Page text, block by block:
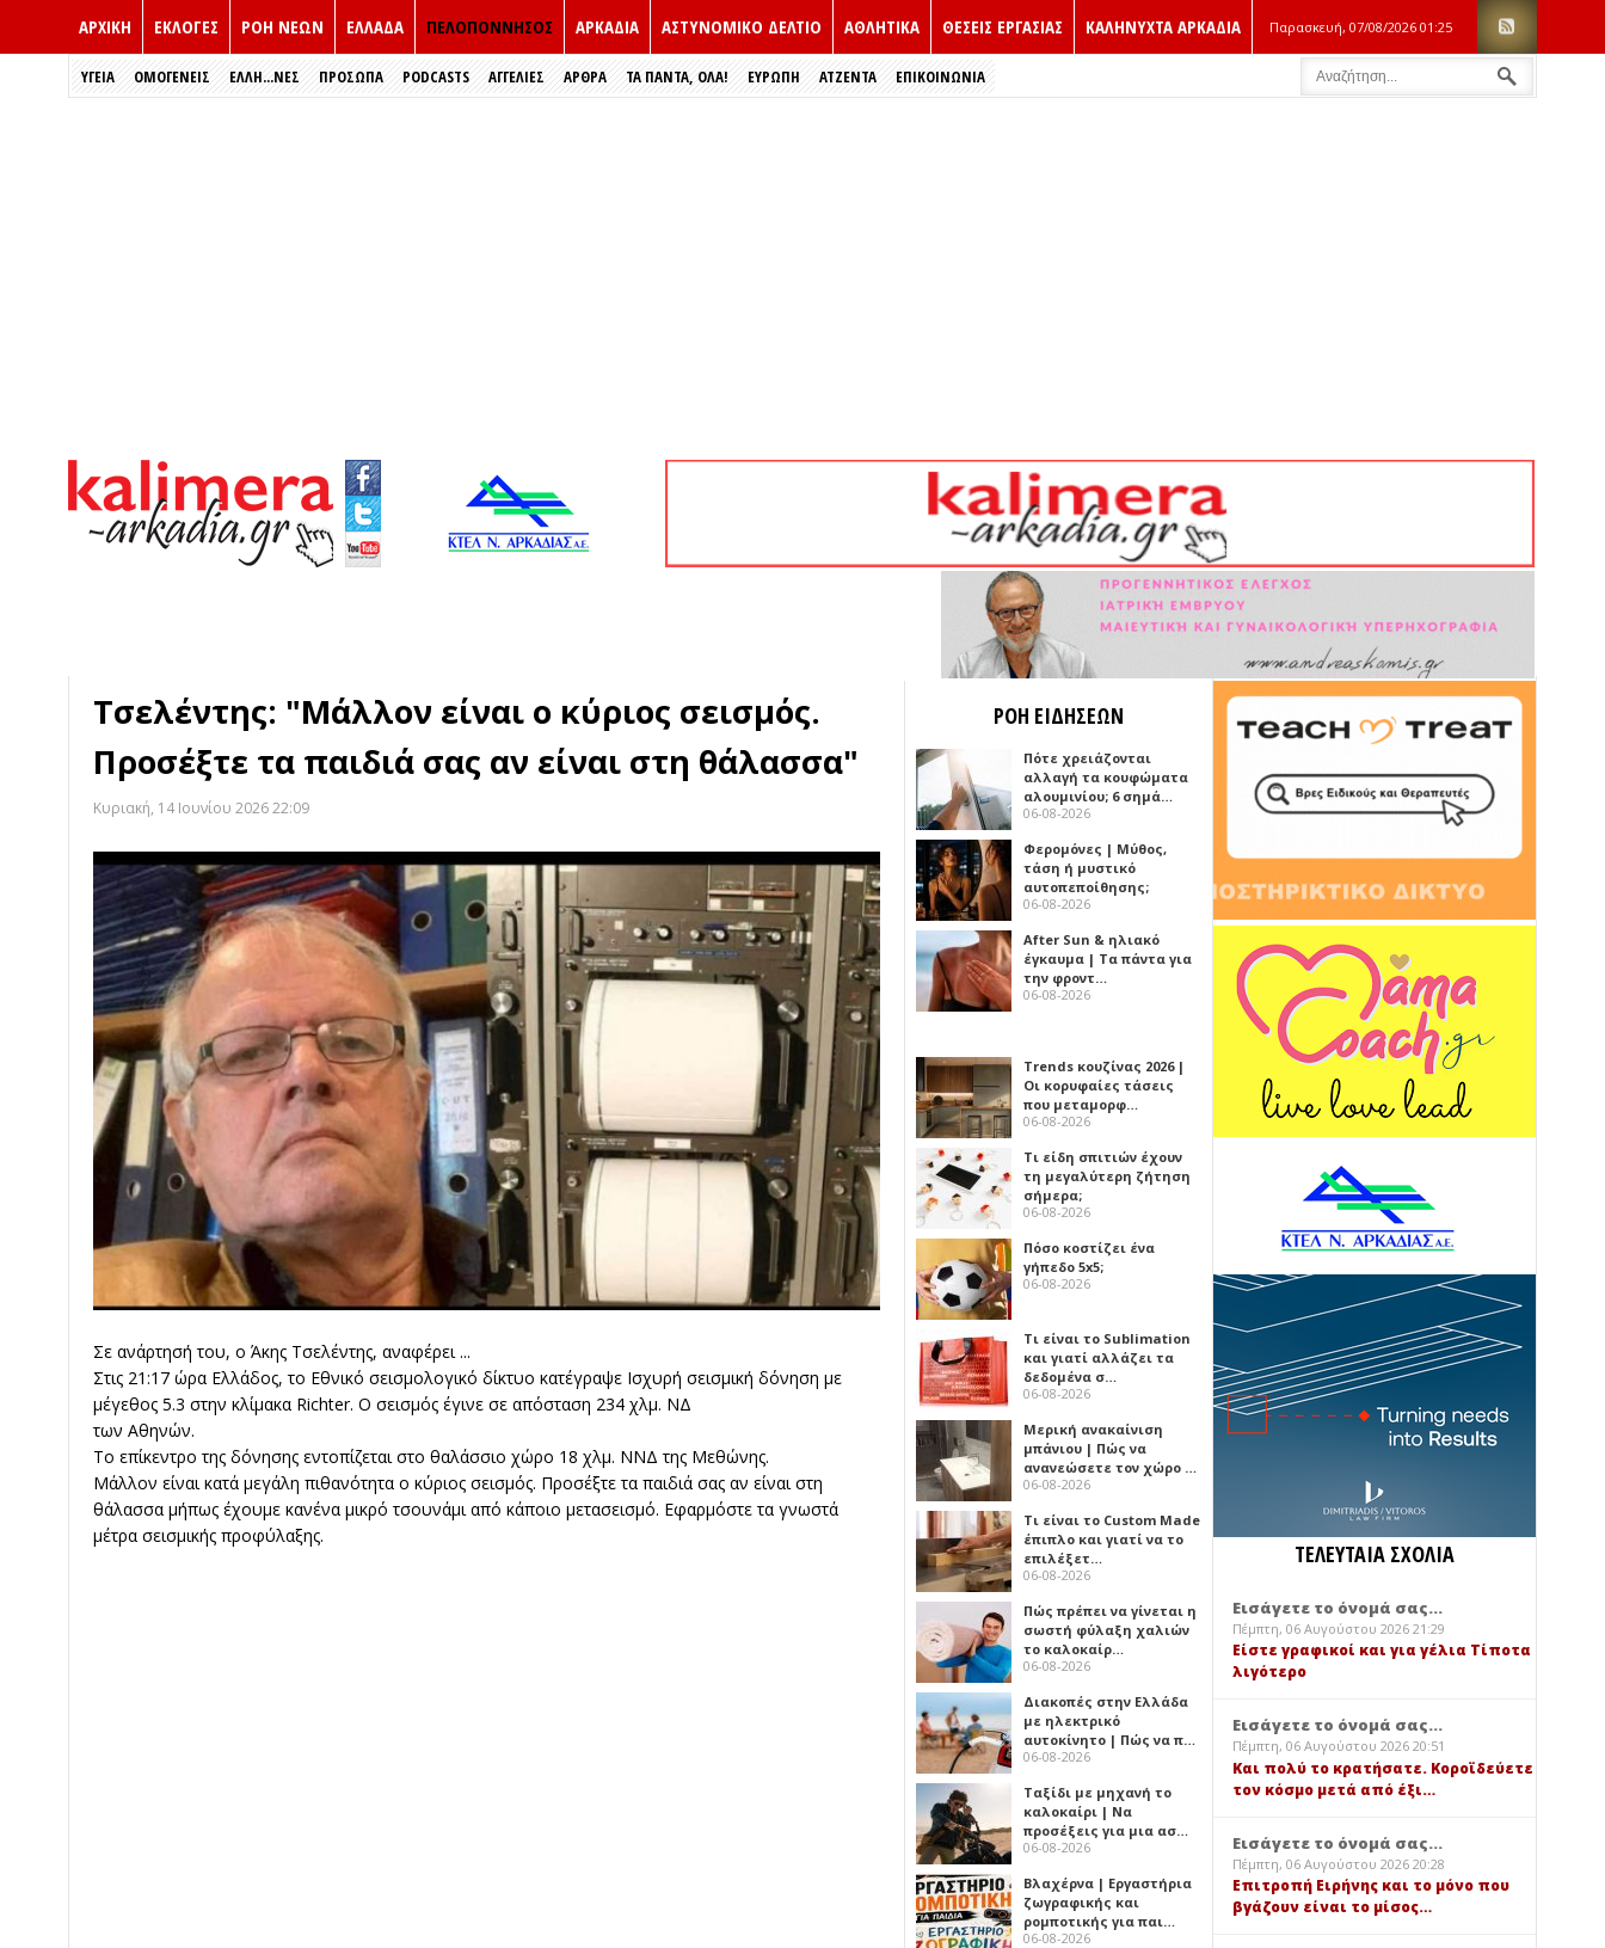
ΑΡΧΙΚΗ ΕΚΛΟΓΈΣ ΡΟΗ ΝΕΩΝ ΕΛΛΑΔΑ ΠΕΛΟΠΟΝΝΗΣΟΣ ΑΡΚΑΔΙΑ ΑΣΤΥΝΟΜΙΚΟ ΔΕΛΤΙΟ ΑΘΛΗΤΙΚΑ ΘΕΣΕΙΣ ΕΡΓΑΣΙΑΣ ΚΑΛΗΝΥΧΤΑ ΑΡΚΑΔΙΑ Παρασκευή, 07/08/2026 01:25
ΥΓΕΙΑ ΟΜΟΓΕΝΕΙΣ ΈΛΛΗ...ΝΕΣ ΠΡΌΣΩΠΑ PODCASTS ΑΓΓΕΛΙΕΣ ΑΡΘΡΑ ΤΑ ΠΑΝΤΑ, ΟΛΑ! ΕΥΡΏΠΗ ΑΤΖΕΝΤΑ ΕΠΙΚΟΙΝΩΝΙΑ
Τσελέντης: "Μάλλον είναι ο κύριος σεισμός.
Προσέξτε τα παιδιά σας αν είναι στη θάλασσα"
Κυριακή, 14 Ιουνίου 2026 22:09
Σε ανάρτησή του, ο Άκης Τσελέντης, αναφέρει ...
Στις 21:17 ώρα Ελλάδος, το Εθνικό σεισμολογικό δίκτυο κατέγραψε Ισχυρή σεισμική δόνηση με
μέγεθος 5.3 στην κλίμακα Richter. Ο σεισμός έγινε σε απόσταση 234 χλμ. ΝΔ
των Αθηνών.
Το επίκεντρο της δόνησης εντοπίζεται στο θαλάσσιο χώρο 18 χλμ. ΝΝΔ της Μεθώνης.
Μάλλον είναι κατά μεγάλη πιθανότητα ο κύριος σεισμός. Προσέξτε τα παιδιά σας αν είναι στη
θάλασσα μήπως έχουμε κανένα μικρό τσουνάμι από κάποιο μετασεισμό. Εφαρμόστε τα γνωστά
μέτρα σεισμικής προφύλαξης.
ΡΟΗ ΕΙΔΗΣΕΩΝ
Πότε χρειάζονται
αλλαγή τα κουφώματα
αλουμινίου; 6 σημά…
06-08-2026
Φερομόνες | Μύθος,
τάση ή μυστικό
αυτοπεποίθησης;
06-08-2026
After Sun & ηλιακό
έγκαυμα | Τα πάντα για
την φροντ…
06-08-2026
Trends κουζίνας 2026 |
Οι κορυφαίες τάσεις
που μεταμορφ…
06-08-2026
Τι είδη σπιτιών έχουν
τη μεγαλύτερη ζήτηση
σήμερα;
06-08-2026
Πόσο κοστίζει ένα
γήπεδο 5x5;
06-08-2026
Τι είναι το Sublimation
και γιατί αλλάζει τα
δεδομένα σ…
06-08-2026
Μερική ανακαίνιση
μπάνιου | Πώς να
ανανεώσετε τον χώρο …
06-08-2026
Τι είναι το Custom Made
έπιπλο και γιατί να το
επιλέξετ…
06-08-2026
Πώς πρέπει να γίνεται η
σωστή φύλαξη χαλιών
το καλοκαίρ…
06-08-2026
Διακοπές στην Ελλάδα
με ηλεκτρικό
αυτοκίνητο | Πώς να π…
06-08-2026
Ταξίδι με μηχανή το
καλοκαίρι | Να
προσέξεις για μια ασ…
06-08-2026
Βλαχέρνα | Εργαστήρια
ζωγραφικής και
ρομποτικής για παι…
06-08-2026
ΤΕΛΕΥΤΑΙΑ ΣΧΟΛΙΑ
Εισάγετε το όνομά σας...
Πέμπτη, 06 Αυγούστου 2026 21:29
Είστε γραφικοί και για γέλια Τίποτα
λιγότερο
Εισάγετε το όνομά σας...
Πέμπτη, 06 Αυγούστου 2026 20:51
Και πολύ το κρατήσατε. Κοροϊδεύετε
τον κόσμο μετά από έξι…
Εισάγετε το όνομά σας...
Πέμπτη, 06 Αυγούστου 2026 20:28
Επιτροπή Ειρήνης και το μόνο που
βγάζουν είναι το μίσος…